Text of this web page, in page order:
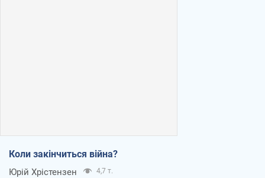
Коли закінчиться війна?
Юрій Хрістензен 4,7 т.